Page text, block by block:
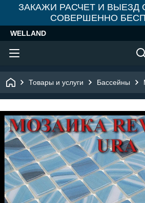
ЗАКАЖИ РАСЧЕТ И ВЫЕЗД
СОВЕРШЕННО
WELLAND
Товары и услуги Бассейны